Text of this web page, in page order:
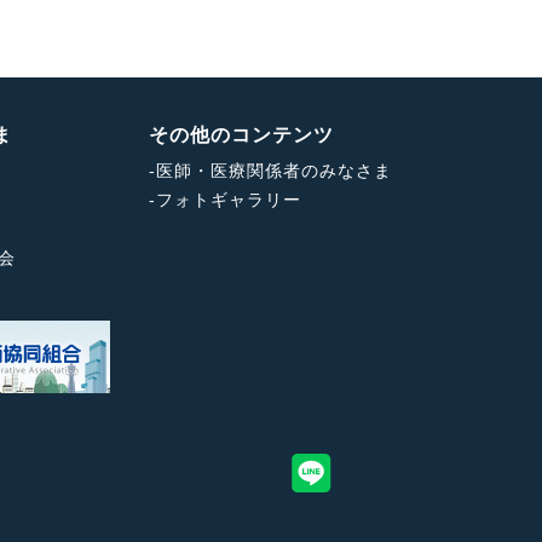
その他のコンテンツ
- 医師・医療関係者のみなさま
-フォトギャラリー